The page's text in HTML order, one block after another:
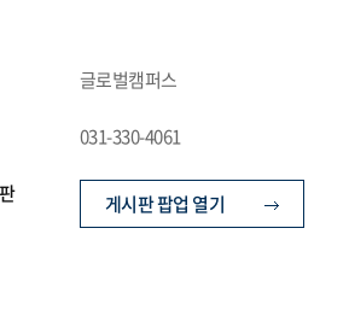
글로벌캠퍼스
031-330-4061
게시판 팝업 열기